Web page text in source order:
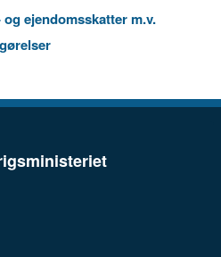
ejendomsskatter m.v.